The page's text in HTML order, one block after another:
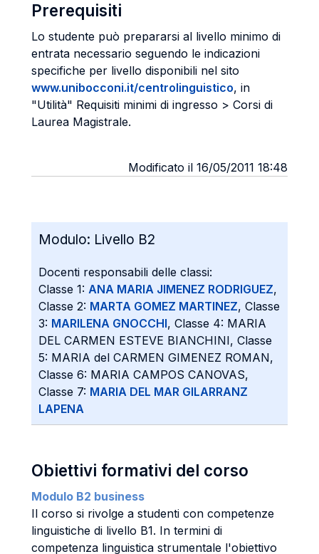
Prerequisiti
Lo studente può prepararsi al livello minimo di
entrata necessario seguendo le indicazioni
specifiche per livello disponibili nel sito
www.unibocconi.it/centrolinguistico, in
"Utilità" Requisiti minimi di ingresso > Corsi di
Laurea Magistrale.
Modificato il 16/05/2011 18:48
Modulo: Livello B2
Docenti responsabili delle classi:
Classe 1: ANA MARIA JIMENEZ RODRIGUEZ,
Classe 2: MARTA GOMEZ MARTINEZ, Classe
3: MARILENA GNOCCHI, Classe 4: MARIA
DEL CARMEN ESTEVE BIANCHINI, Classe
5: MARIA del CARMEN GIMENEZ ROMAN,
Classe 6: MARIA CAMPOS CANOVAS,
Classe 7: MARIA DEL MAR GILARRANZ
LAPENA
Obiettivi formativi del corso
Modulo B2 business
Il corso si rivolge a studenti con competenze
linguistiche di livello B1. In termini di
competenza linguistica strumentale l'obiettivo